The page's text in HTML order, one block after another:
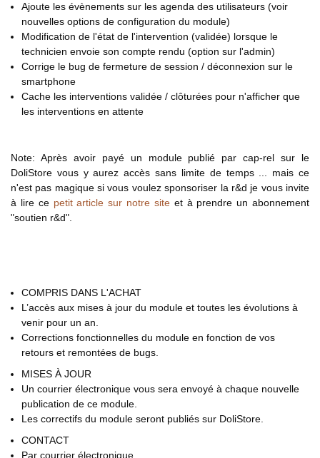
Ajoute les évènements sur les agenda des utilisateurs (voir
nouvelles options de configuration du module)
Modification de l'état de l'intervention (validée) lorsque le
technicien envoie son compte rendu (option sur l'admin)
Corrige le bug de fermeture de session / déconnexion sur le
smartphone
Cache les interventions validée / clôturées pour n'afficher que
les interventions en attente
Note: Après avoir payé un module publié par cap-rel sur le
DoliStore vous y aurez accès sans limite de temps ... mais ce
n'est pas magique si vous voulez sponsoriser la r&d je vous invite
à lire ce petit article sur notre siteet à prendre un abonnement
"soutien r&d".
COMPRIS DANS L'ACHAT
L’accès aux mises à jour du module et toutes les évolutions à
venir pour un an.
Corrections fonctionnelles du module en fonction de vos
retours et remontées de bugs.
MISES À JOUR
Un courrier électronique vous sera envoyé à chaque nouvelle
publication de ce module.
Les correctifs du module seront publiés sur DoliStore.
CONTACT
Par courrier électronique.